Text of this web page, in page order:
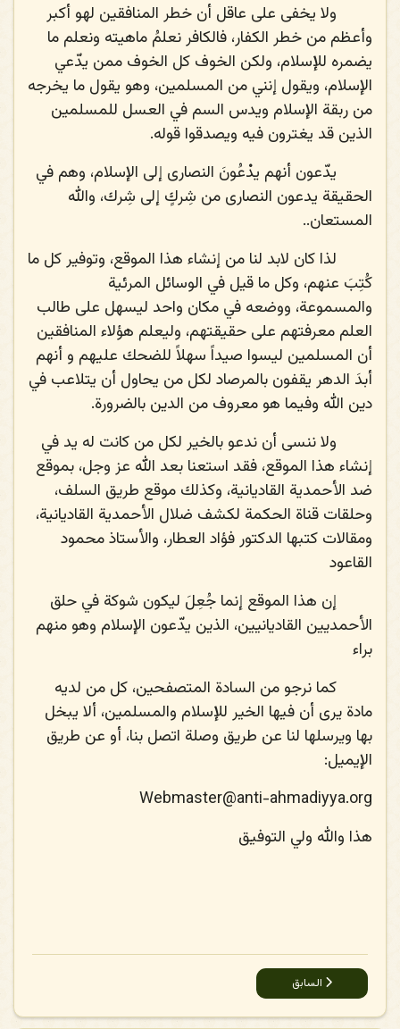
ولا يخفى على عاقل أن خطر المنافقين لهو أكبر
وأعظم من خطر الكفار، فالكافر نعلمُ ماهيته ونعلم ما
يضمره للإسلام، ولكن الخوف كل الخوف ممن يدّعي
الإسلام، ويقول إنني من المسلمين، وهو يقول ما يخرجه
من ربقة الإسلام ويدس السم في العسل للمسلمين
الذين قد يغترون فيه ويصدقوا قوله.
يدّعون أنهم يدْعُونَ النصارى إلى الإسلام، وهم في
الحقيقة يدعون النصارى من شِركٍ إلى شِرك، والله
المستعان..
لذا كان لابد لنا من إنشاء هذا الموقع، وتوفير كل ما
كُتِبَ عنهم، وكل ما قيل في الوسائل المرئية
والمسموعة، ووضعه في مكان واحد ليسهل على طالب
العلم معرفتهم على حقيقتهم، وليعلم هؤلاء المنافقين
أن المسلمين ليسوا صيداً سهلاً للضحك عليهم و أنهم
أبدَ الدهر يقفون بالمرصاد لكل من يحاول أن يتلاعب في
دين الله وفيما هو معروف من الدين بالضرورة.
ولا ننسى أن ندعو بالخير لكل من كانت له يد في
إنشاء هذا الموقع، فقد استعنا بعد الله عز وجل، بموقع
ضد الأحمدية القاديانية، وكذلك موقع طريق السلف،
وحلقات قناة الحكمة لكشف ضلال الأحمدية القاديانية،
ومقالات كتبها الدكتور فؤاد العطار، والأستاذ محمود
القاعود
إن هذا الموقع إنما جُعِلَ ليكون شوكة في حلق
الأحمديين القاديانيين، الذين يدّعون الإسلام وهو منهم
براء
كما نرجو من السادة المتصفحين، كل من لديه
مادة يرى أن فيها الخير للإسلام والمسلمين، ألا يبخل
بها ويرسلها لنا عن طريق وصلة اتصل بنا، أو عن طريق
الإيميل:
Webmaster@anti-ahmadiyya.org
هذا والله ولي التوفيق
المقال السابق: إربط موقعك بنا
السابق